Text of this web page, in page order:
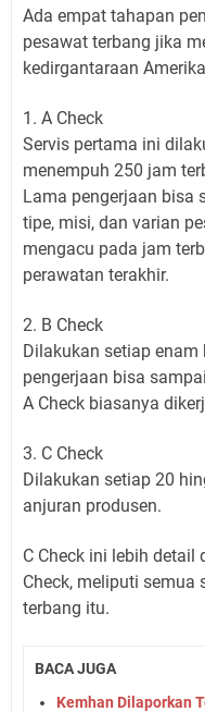
Ada empat tahapan
pesawat terbang jika
kedirgantaraan
1. A Check
Servis pertama ini
menempuh 250 jam
Lama pengerjaan bisa
tipe, misi, dan varian
mengacu pada jam
perawatan terakhir.
2. B Check
Dilakukan setiap
pengerjaan bisa
A Check biasanya
3. C Check
Dilakukan setiap 20
anjuran produsen.
C Check ini lebih detail
Check, meliputi
terbang itu.
BACA JUGA
Kemhan Dilaporkan